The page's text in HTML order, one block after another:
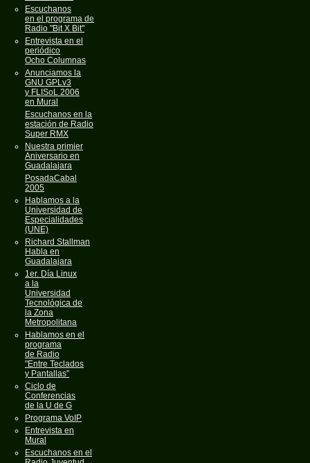
Escuchanos
en el programa de
Radio "Bit X Bit"
Entrevista en el
periódico
Ocho Columnas
Anunciamos la
GNU GPLv3
y FLISoL 2006
en Mural
Escuchanos en la
estación de Radio
Super RMX
Nuestra primier
Aniversario en
Guadalajara
PosadaCabal
2005
Hablamos a la
Universidad de
Especialidades
(UNE)
Richard Stallman
Habla en
Guadalajara
1er. Día Linux
a la
Universidad
Tecnológica de
la Zona
Metropolitana
Hablamos en el
programa
de Radio
"Entre Teclados
y Pantallas"
Ciclo de
Conferencias
de la U de G
Programa VoIP
Entrevista en
Mural
Escuchanos en el